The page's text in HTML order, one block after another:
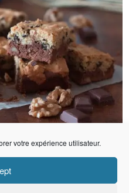
votre expérience utilisateur.